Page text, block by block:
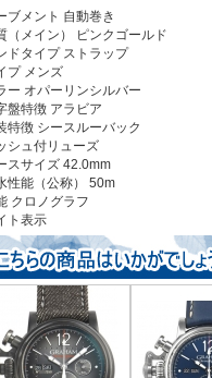
ブメント 自動巻き
（メイン）
ピンクゴールド
ドタイプ ストラップ
プ メンズ
ー オパーリンシルバー
盤特徴 アラビア
特徴 シースルーバック
シュ付リューズ
スサイズ 42.0mm
性能（公称）
50m
クロノグラフ
ト表示